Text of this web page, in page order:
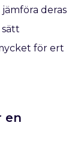
deras
sätt
för ert
en